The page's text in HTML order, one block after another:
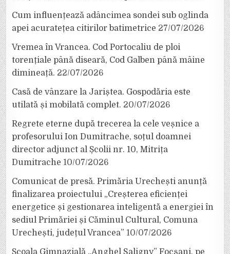
Cum influențează adâncimea sondei sub oglinda
apei acuratețea citirilor batimetrice 27/07/2026
Vremea în Vrancea. Cod Portocaliu de ploi
torențiale până diseară, Cod Galben până mâine
dimineață. 22/07/2026
Casă de vânzare la Jariștea. Gospodăria este
utilată și mobilată complet. 20/07/2026
Regrete eterne după trecerea la cele veșnice a
profesorului Ion Dumitrache, soțul doamnei
director adjunct al Școlii nr. 10, Mitrița
Dumitrache 10/07/2026
Comunicat de presă. Primăria Urechești anunță
finalizarea proiectului „Creșterea eficienței
energetice și gestionarea inteligentă a energiei în
sediul Primăriei și Căminul Cultural, Comuna
Urechești, județul Vrancea” 10/07/2026
Școala Gimnazială „Anghel Saligny” Focșani, pe